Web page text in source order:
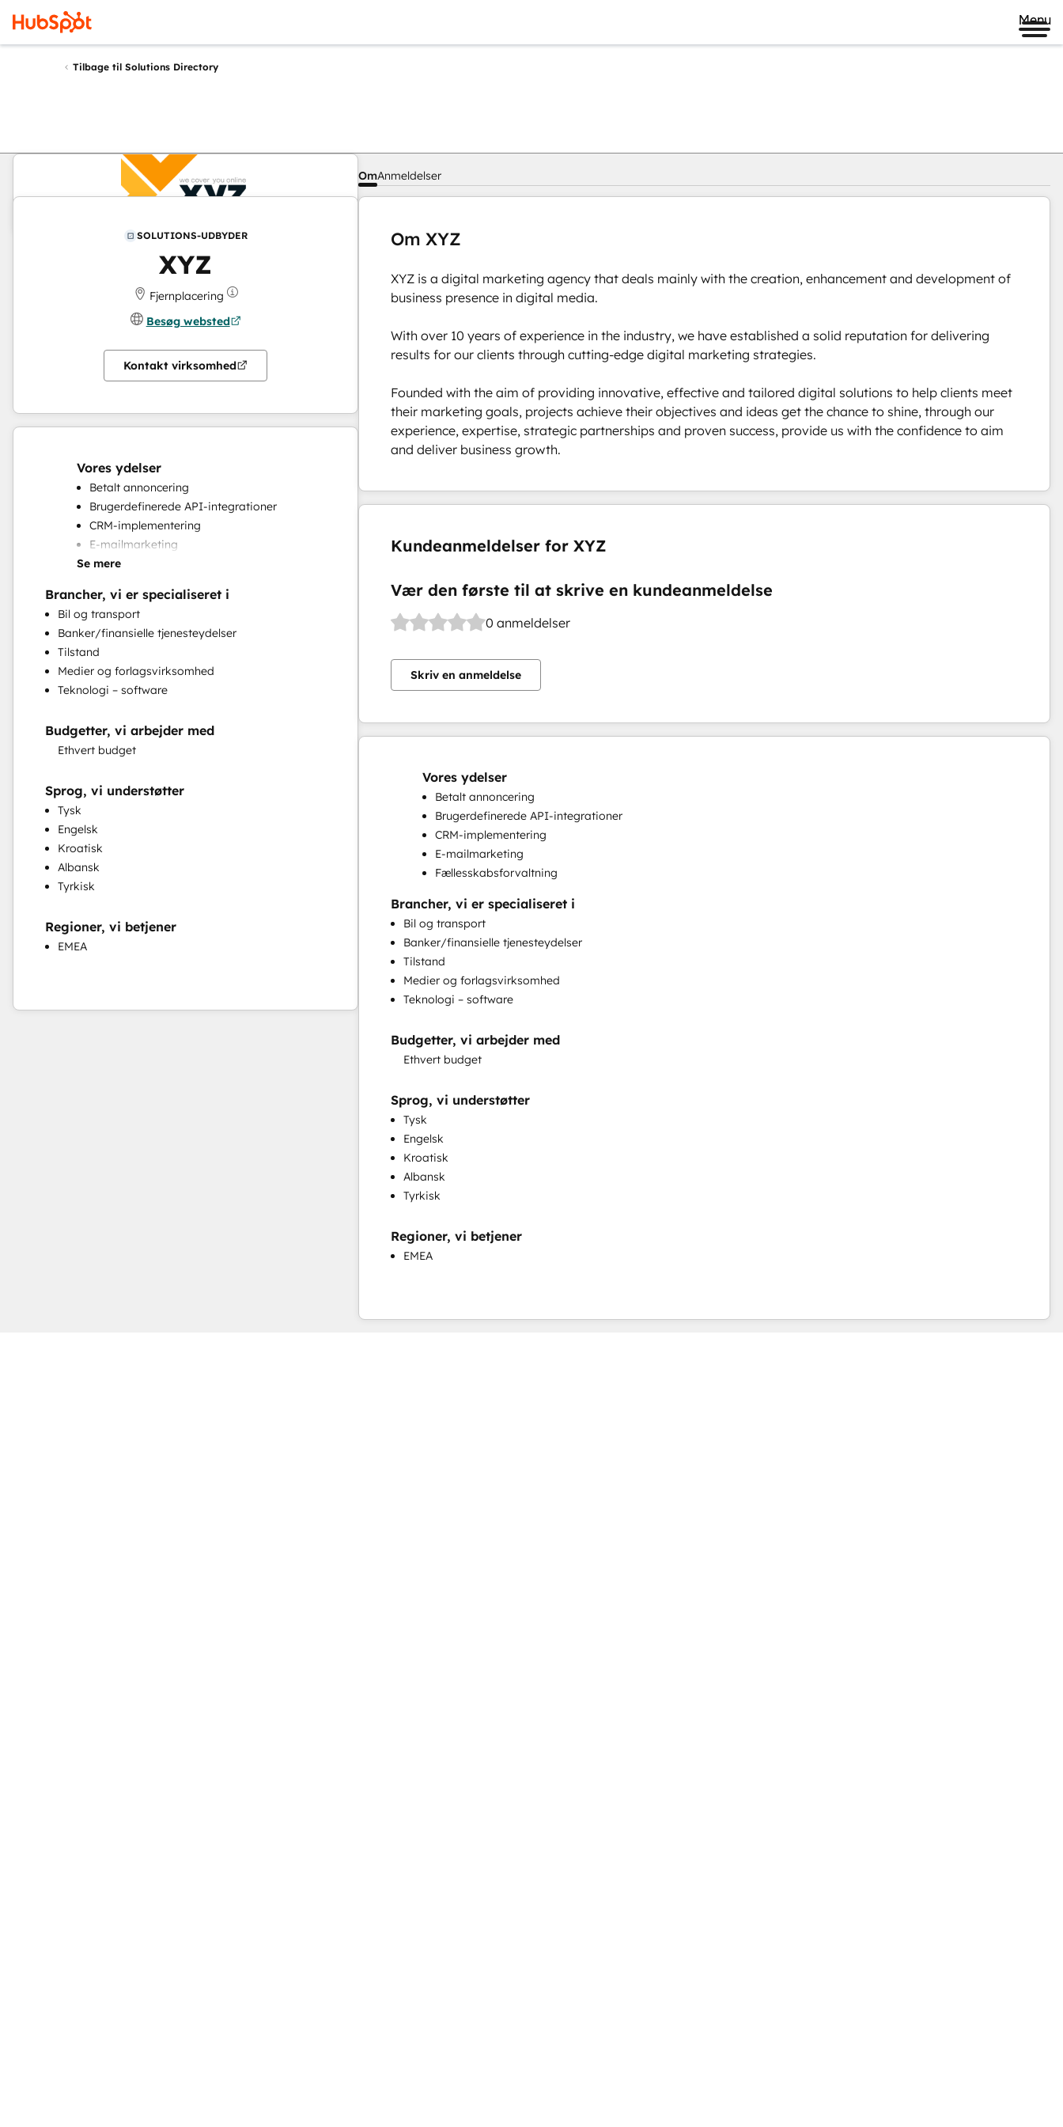
Menu
Tilbage til Solutions Directory
OmAnmeldelser
SOLUTIONS-UDBYDER
XYZ
Fjernplacering
Besøg websted
Kontakt virksomhed
Vores ydelser
Betalt annoncering
Brugerdefinerede API-integrationer
CRM-implementering
E-mailmarketing
Fællesskabsforvaltning
Oprettelse af indhold
Programmerbar automatisering
Sociale medier
Søgemaskineoptimering
Webstedsmigrering
Webstedsudvikling
Se mere
Brancher, vi er specialiseret i
Bil og transport
Banker/finansielle tjenesteydelser
Tilstand
Medier og forlagsvirksomhed
Teknologi – software
Budgetter, vi arbejder med
Ethvert budget
Sprog, vi understøtter
Tysk
Engelsk
Kroatisk
Albansk
Tyrkisk
Regioner, vi betjener
EMEA
Om XYZ
XYZ is a digital marketing agency that deals mainly with the creation, enhancement and development of
business presence in digital media.
With over 10 years of experience in the industry, we have established a solid reputation for delivering
results for our clients through cutting-edge digital marketing strategies.
Founded with the aim of providing innovative, effective and tailored digital solutions to help clients meet
their marketing goals, projects achieve their objectives and ideas get the chance to shine, through our
experience, expertise, strategic partnerships and proven success, provide us with the confidence to aim
and deliver business growth.
Kundeanmeldelser for XYZ
Vær den første til at skrive en kundeanmeldelse
0 anmeldelser
Skriv en anmeldelse
Vores ydelser
Betalt annoncering
Brugerdefinerede API-integrationer
CRM-implementering
E-mailmarketing
Fællesskabsforvaltning
Oprettelse af indhold
Programmerbar automatisering
Sociale medier
Søgemaskineoptimering
Webstedsmigrering
Webstedsudvikling
Brancher, vi er specialiseret i
Bil og transport
Banker/finansielle tjenesteydelser
Tilstand
Medier og forlagsvirksomhed
Teknologi – software
Budgetter, vi arbejder med
Ethvert budget
Sprog, vi understøtter
Tysk
Engelsk
Kroatisk
Albansk
Tyrkisk
Regioner, vi betjener
EMEA